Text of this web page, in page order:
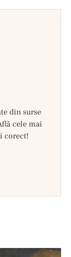
din surse
cele mai
corect!